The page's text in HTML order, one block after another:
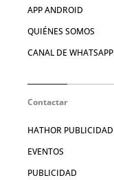
APP ANDROID
QUIÉNES SOMOS
CANAL DE WHATSAPP
Contactar
HATHOR PUBLICIDAD
EVENTOS
PUBLICIDAD